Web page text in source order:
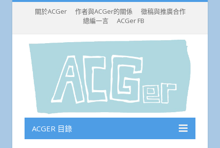
關於ACGer 作者與ACGer的關係
徵稿與推廣合作
總編一言
ACGer FB
ACGER 目錄